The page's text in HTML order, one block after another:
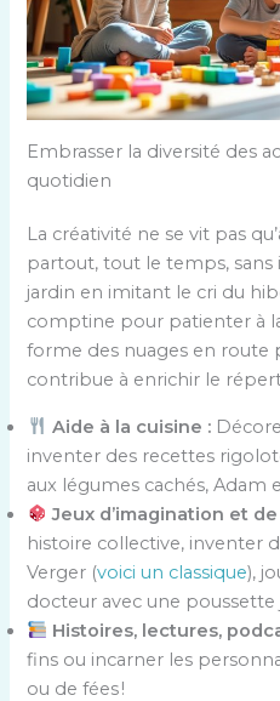
Embrasser la diversité des
quotidien
La créativité ne se vit pas
partout, tout le temps, sans
jardin en imitant le cri du
comptine pour patienter à
forme des nuages en route
contribue à enrichir le
Aide à la cuisine :
inventer des recettes
aux légumes cachés, Adam
Jeux d’imagination et
histoire collective, inventer
Verger (voici un classique),
docteur avec une poussette
Histoires, lectures,
fins ou incarner les
ou de fées !